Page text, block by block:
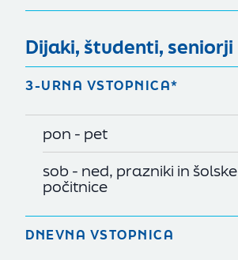
Dijaki, študenti, seniorji
3-URNA VSTOPNICA*
pon - pet
sob - ned, prazniki in šolske
počitnice
DNEVNA VSTOPNICA